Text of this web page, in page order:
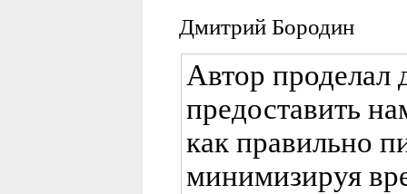
Дмитрий Бородин
Автор проделал
предоставить
как правильно
минимизируя